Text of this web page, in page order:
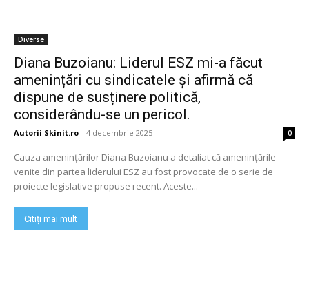
Diverse
Diana Buzoianu: Liderul ESZ mi-a făcut
amenințări cu sindicatele și afirmă că
dispune de susținere politică,
considerându-se un pericol.
Autorii Skinit.ro - 4 decembrie 2025 0
Cauza amenințărilor Diana Buzoianu a detaliat că amenințările
venite din partea liderului ESZ au fost provocate de o serie de
proiecte legislative propuse recent. Aceste...
Citiți mai mult